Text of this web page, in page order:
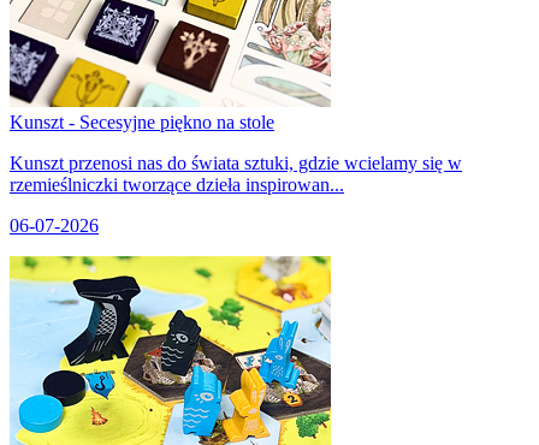
Kunszt - Secesyjne piękno na stole
Kunszt przenosi nas do świata sztuki, gdzie wcielamy się w
rzemieślniczki tworzące dzieła inspirowan...
06-07-2026